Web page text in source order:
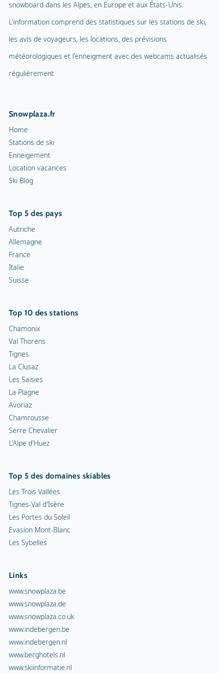
Parc d'aventure
Terrain de jeux
Mascotte
Piscine intérieure
Ballade en ballon
Tennis en salle
Sentiers de randonnée
Patinoire intérieure
Patinoire
Snowrafting
Traîneau à chiens
Motoneiges
snowboard dans les Alpes, en Europe et aux États-Unis.
L'information comprend des statistiques sur les stations de ski,
les avis de voyageurs, les locations, des prévisions
météorologiques et l'enneigment avec des webcams actualisés
régulièrement.
Snowplaza.fr
Home
Stations de ski
Enneigement
Location vacances
Ski Blog
Top 5 des pays
Autriche
Allemagne
France
Italie
Suisse
Top 10 des stations
Chamonix
Val Thorens
Tignes
La Clusaz
Les Saisies
La Plagne
Avoriaz
Chamrousse
Serre Chevalier
L'Alpe d'Huez
Top 5 des domaines skiables
Les Trois Vallées
Tignes-Val d'Isère
Les Portes du Soleil
Evasion Mont-Blanc
Les Sybelles
Links
www.snowplaza.be
www.snowplaza.de
www.snowplaza.co.uk
www.indebergen.be
www.indebergen.nl
www.berghotels.nl
www.skiinformatie.nl